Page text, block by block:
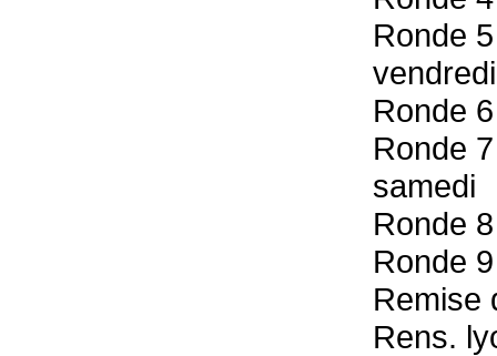
Ronde
vendredi
Ronde
Ronde
samedi
Ronde
Ronde
Remise
Rens.